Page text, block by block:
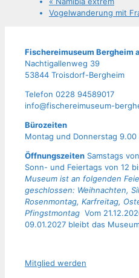
Vogel­wan­de­rung mit
Fische­rei­mu­se­um Berg­heim
Nach­ti­gal­len­weg 39
53844 Troisdorf-Bergheim
Tele­fon 0228 94589017
info@fischereimuseum-
Büro­zei­ten
Mon­tag und Don­ners­tag 9.00
Öffnungszeiten Samstags
Sonn- und Feiertags von 12
Museum ist an folgenden
geschlossen: Weihnachten,
Rosenmontag, Karfreitag,
Pfingstmontag Vom
09.01.2027 bleibt das
Mit­glied werden